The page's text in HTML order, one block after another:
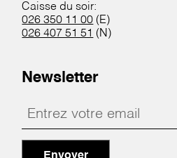
Caisse du soir:
026 350 11 00 (E)
026 407 51 51 (N)
Newsletter
Envoyer